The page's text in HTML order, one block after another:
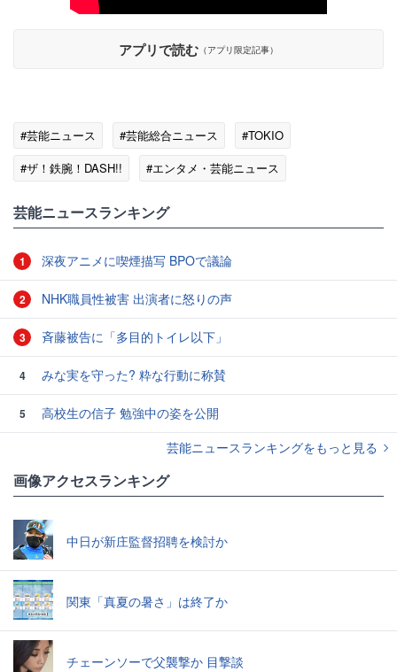
アプリで読む （アプリ限定記事）
#芸能ニュース #芸能総合ニュース
#TOKIO
#ザ！鉄腕！DASH!!
#エンタメ・芸能ニュース
芸能ニュースランキング
1 深夜アニメに喫煙描写 BPOで議論
2 NHK職員性被害 出演者に怒りの声
3 斉藤被告に「多目的トイレ以下」
4 みな実を守った? 粋な行動に称賛
5
高校生の信子 勉強中の姿を公開
芸能ニュースランキングをもっと見る
画像アクセスランキング
中日が新庄監督招聘を検討か
関東「真夏の暑さ」は終了か
チェーンソーで父襲撃か 目撃談